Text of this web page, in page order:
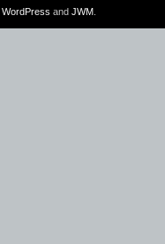
WordPress and JWM